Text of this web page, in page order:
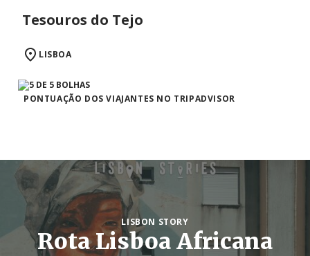
Tesouros do Tejo
LISBOA
PONTUAÇÃO DOS VIAJANTES NO TRIPADVISOR
LISBON STORY
Rota Lisboa Africana